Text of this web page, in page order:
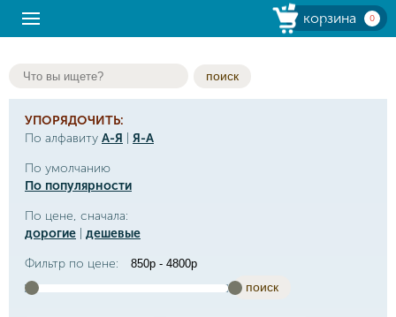
корзина 0
поиск
УПОРЯДОЧИТЬ:
По алфавиту А-Я
Я-А
По умолчанию
По популярности
По цене, сначала:
дорогие
дешевые
Фильтр по цене:
поиск